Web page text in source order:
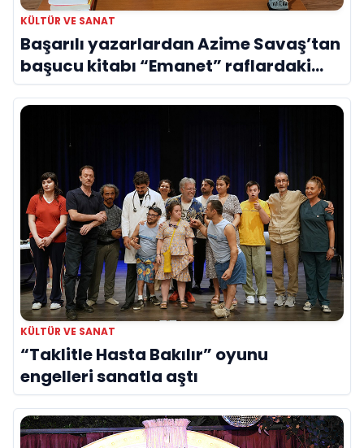
KÜLTÜR VE SANAT
Başarılı yazarlardan Azime Savaş’tan
başucu kitabı “Emanet” raflardaki
yerini aldı
KÜLTÜR VE SANAT
“Taklitle Hasta Bakılır” oyunu
engelleri sanatla aştı